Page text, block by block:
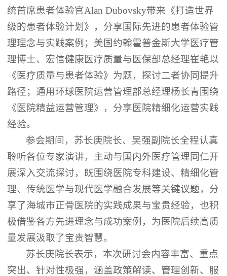
统首席患者体验官Alan Dubovsky带来《打造世界
级的患者体验计划》，分享国际先进的患者体验管
理理念与实践案例；美国约翰霍普金斯大学医疗管
理博士、宏信健康医疗质量与医保部总经理崔艳以
《医疗质量与患者体验》为题，探讨二者协同提升
路径；通用环球医院运营管理部总经理杨长青围绕
《医院精益运营管理》，分享医院精细化运营实践
经验。
参会期间，苏长庚院长、吴强副院长全程认真
聆听各位专家演讲，主动与国内外医疗管理同仁开
展深入交流探讨，既围绕医院专科建设、精细化管
理、传统医学与现代医学融合发展等关键议题，分
享了海城市正骨医院的实践成果与宝贵经验，也积
极借鉴各方先进理念与成功案例，为医院后续高质
量发展汲取了宝贵智慧。
苏长庚院长表示，本次研讨会内容丰富、重点
突出、针对性极强，涵盖政策解读、管理创新、服